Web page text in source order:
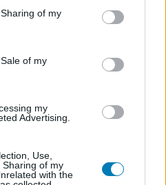
behaviour. You may click to
and its third-party tags to
purposes in below Google
of my
of my
my
Advertising.
Use,
of my
with the
lesz az